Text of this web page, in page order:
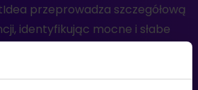
przeprowadza szczegółową
identyfikując mocne i słabe
w kontekście rynku online.
konkurentów możliwe jest